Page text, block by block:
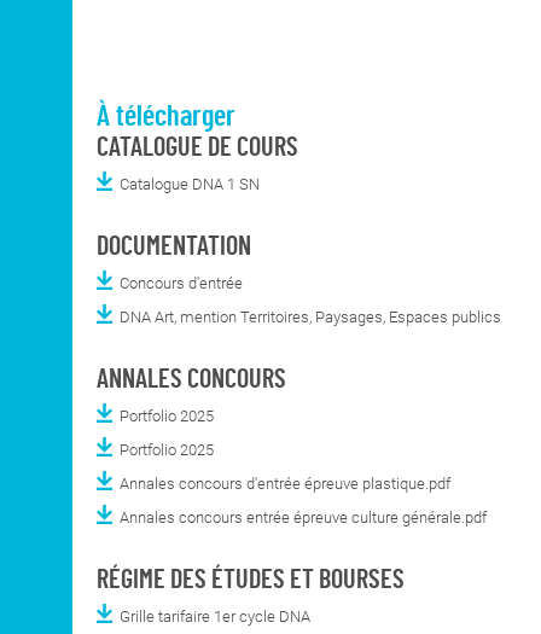
À télécharger
CATALOGUE DE COURS
Catalogue DNA 1 SN
DOCUMENTATION
Concours d'entrée
DNA Art, mention Territoires, Paysages, Espaces publics
ANNALES CONCOURS
Portfolio 2025
Portfolio 2025
Annales concours d'entrée épreuve plastique.pdf
Annales concours entrée épreuve culture générale.pdf
RÉGIME DES ÉTUDES ET BOURSES
Grille tarifaire 1er cycle DNA